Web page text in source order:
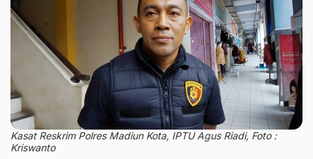
Kasat Reskrim Polres Madiun Kota, IPTU Agus Riadi, Foto :
Kriswanto